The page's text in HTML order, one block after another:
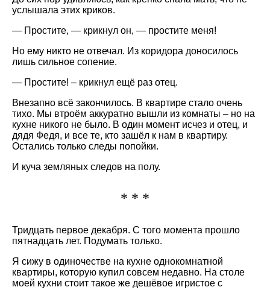
услышала этих криков.
— Простите, — крикнул он, — простите меня!
Но ему никто не отвечал. Из коридора доносилось
лишь сильное сопение.
— Простите! – крикнул ещё раз отец.
Внезапно всё закончилось. В квартире стало очень
тихо. Мы втроём аккуратно вышли из комнаты – но на
кухне никого не было. В один момент исчез и отец, и
дядя Федя, и все те, кто зашёл к нам в квартиру.
Остались только следы попойки.
И куча земляных следов на полу.
* * *
Тридцать первое декабря. С того момента прошло
пятнадцать лет. Подумать только.
Я сижу в одиночестве на кухне однокомнатной
квартиры, которую купил совсем недавно. На столе
моей кухни стоит такое же дешёвое игристое с